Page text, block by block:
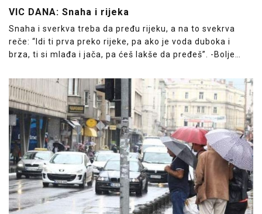
VIC DANA: Snaha i rijeka
Snaha i sverkva treba da pređu rijeku, a na to svekrva
reče: “Idi ti prva preko rijeke, pa ako je voda duboka i
brza, ti si mlađa i jača, pa ćeš lakše da pređeš”. -Bolje…